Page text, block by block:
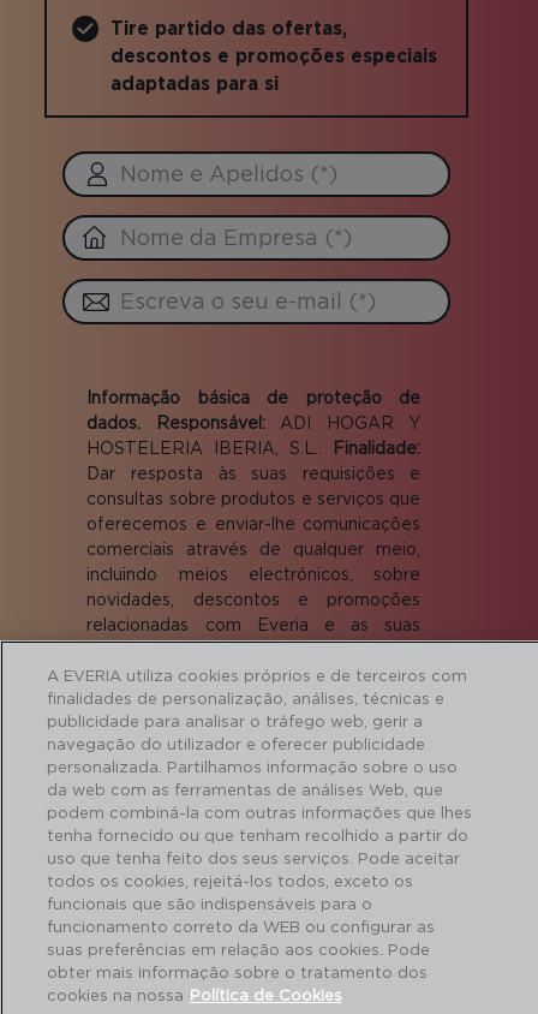
Tire partido das ofertas,
descontos e promoções especiais
adaptadas para si
de
condiciones
*
Informação básica de proteção de
dados. Responsável:ADI HOGAR Y
HOSTELERIA IBERIA, S.L..
Finalidade:
Dar resposta às suas requisições e
consultas sobre produtos e serviços que
oferecemos e enviar-lhe comunicações
comerciais através de qualquer meio,
incluindo meios electrónicos, sobre
novidades, descontos e promoções
relacionadas com Everia e as suas
marcas.Exercício dos direitos:
proteccion.datos@adiberia.com
Mais
informação:Política de Privacidade.
Aceito o envio de comunicações comerciais
Aceito ceder os dados às empresas do grupo
para o envio de comunicações comerciais.
ENVIAR
A EVERIA utiliza cookies próprios e de terceiros com
finalidades de personalização, análises, técnicas e
publicidade para analisar o tráfego web, gerir a
navegação do utilizador e oferecer publicidade
personalizada. Partilhamos informação sobre o uso
da web com as ferramentas de análises Web, que
podem combiná-la com outras informações que lhes
tenha fornecido ou que tenham recolhido a partir do
uso que tenha feito dos seus serviços. Pode aceitar
todos os cookies, rejeitá-los todos, exceto os
funcionais que são indispensáveis para o
funcionamento correto da WEB ou configurar as
suas preferências em relação aos cookies. Pode
obter mais informação sobre o tratamento dos
cookies na nossa Política de Cookies